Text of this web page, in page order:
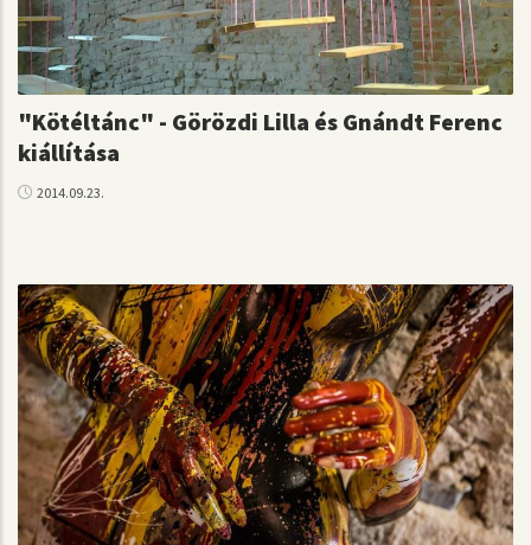
"Kötéltánc" - Görözdi Lilla és Gnándt Ferenc
kiállítása
2014.09.23.